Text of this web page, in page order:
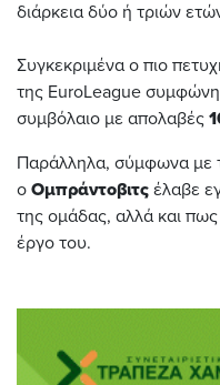
διάρκεια δύο ή τριών
Συγκεκριμένα ο πιο
της EuroLeague
συμβόλαιο με απολαβές
Παράλληλα, σύμφωνα με
ο Ομπράντοβιτς έλαβε
της ομάδας, αλλά και πως
έργο του.